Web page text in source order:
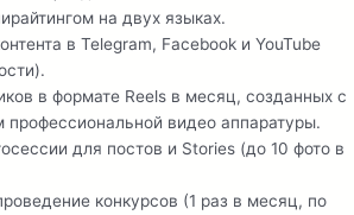
на двух языках.
в Telegram, Facebook и YouTube
в формате Reels в месяц, созданных с
профессиональной видео аппаратуры.
для постов и Stories (до 10 фото в
конкурсов (1 раз в месяц, по